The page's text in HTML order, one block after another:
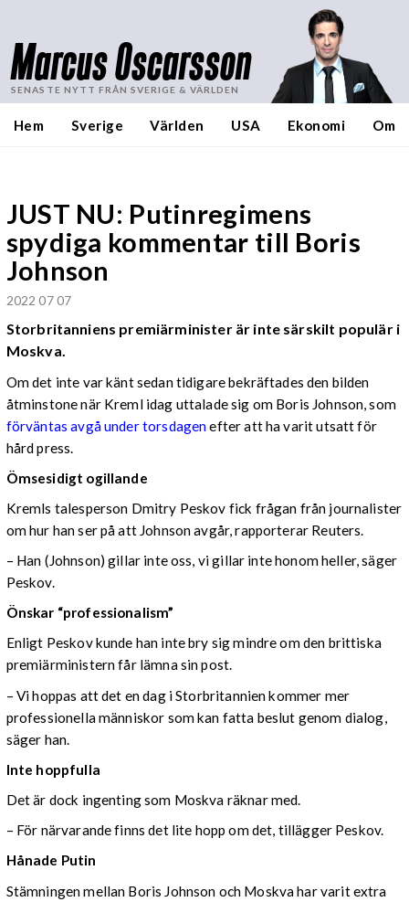
Marcus Oscarsson
SENASTE NYTT FRÅN SVERIGE & VÄRLDEN
Hem Sverige Världen USA Ekonomi Om
JUST NU: Putinregimens
spydiga kommentar till Boris
Johnson
2022 07 07
Storbritanniens premiärminister är inte särskilt populär i
Moskva.
Om det inte var känt sedan tidigare bekräftades den bilden
åtminstone när Kreml idag uttalade sig om Boris Johnson, som
förväntas avgå under torsdagenefter att ha varit utsatt för
hård press.
Ömsesidigt ogillande
Kremls talesperson Dmitry Peskov fick frågan från journalister
om hur han ser på att Johnson avgår, rapporterar Reuters.
– Han (Johnson) gillar inte oss, vi gillar inte honom heller, säger
Peskov.
Önskar “professionalism”
Enligt Peskov kunde han inte bry sig mindre om den brittiska
premiärministern får lämna sin post.
– Vi hoppas att det en dag i Storbritannien kommer mer
professionella människor som kan fatta beslut genom dialog,
säger han.
Inte hoppfulla
Det är dock ingenting som Moskva räknar med.
– För närvarande finns det lite hopp om det, tillägger Peskov.
Hånade Putin
Stämningen mellan Boris Johnson och Moskva har varit extra